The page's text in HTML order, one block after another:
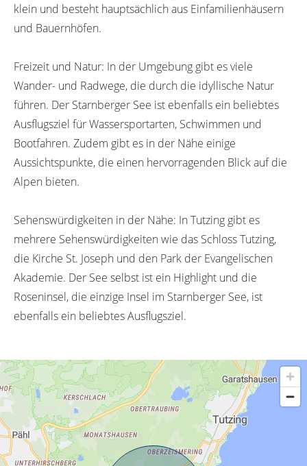
klein und besteht hauptsächlich aus Einfamilienhäusern
und Bauernhöfen.
Freizeit und Natur: In der Umgebung gibt es viele
Wander- und Radwege, die durch die idyllische Natur
führen. Der Starnberger See ist ebenfalls ein beliebtes
Ausflugsziel für Wassersportarten, Schwimmen und
Bootfahren. Zudem gibt es in der Nähe einige
Aussichtspunkte, die einen hervorragenden Blick auf die
Alpen bieten.
Sehenswürdigkeiten in der Nähe: In Tutzing gibt es
mehrere Sehenswürdigkeiten wie das Schloss Tutzing,
die Kirche St. Joseph und den Park der Evangelischen
Akademie. Der See selbst ist ein Highlight und die
Roseninsel, die einzige Insel im Starnberger See, ist
ebenfalls ein beliebtes Ausflugsziel.